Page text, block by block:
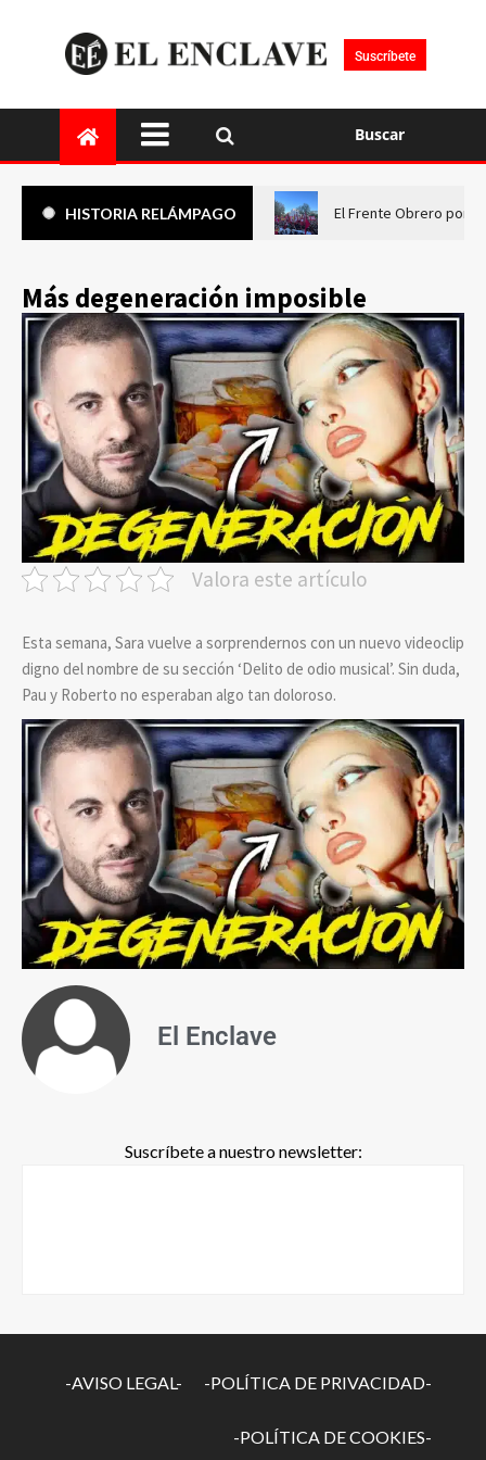
Suscríbete
Buscar
HISTORIA RELÁMPAGO El Frente Obrero pone
Más degeneración imposible
Valora este artículo
Esta semana, Sara vuelve a sorprendernos con un nuevo videoclip
digno del nombre de su sección ‘Delito de odio musical’. Sin duda,
Pau y Roberto no esperaban algo tan doloroso.
El Enclave
Suscríbete a nuestro newsletter:
-AVISO LEGAL- -POLÍTICA DE PRIVACIDAD-
-POLÍTICA DE COOKIES-